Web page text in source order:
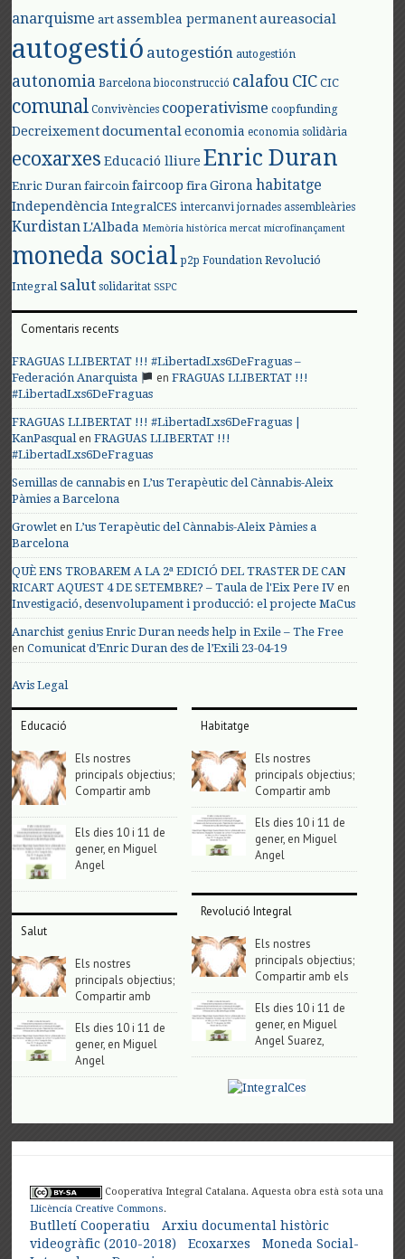
anarquisme art assemblea permanent aureasocial
autogestió autogestión autogestión
autonomia Barcelona bioconstrucció calafouCIC CIC
comunal Convivències cooperativisme coopfunding
Decreixement documental economia economia solidària
ecoxarxes Educació lliure Enric Duran
Enric Duran faircoin faircoop fira Girona habitatge
Independència IntegralCES intercanvi jornades assembleàries
KurdistanL'Albada Memòria històrica mercat microfinançament
moneda social p2p Foundation Revolució
Integral salut solidaritat SSPC
Comentaris recents
FRAGUAS LLIBERTAT !!! #LibertadLxs6DeFraguas –
Federación Anarquista
enFRAGUAS LLIBERTAT !!!
#LibertadLxs6DeFraguas
FRAGUAS LLIBERTAT !!! #LibertadLxs6DeFraguas |
KanPasqualenFRAGUAS LLIBERTAT !!!
#LibertadLxs6DeFraguas
Semillas de cannabis enL’us Terapèutic del Cànnabis-Aleix
Pàmies a Barcelona
Growlet enL’us Terapèutic del Cànnabis-Aleix Pàmies a
Barcelona
QUÈ ENS TROBAREM A LA 2ª EDICIÓ DEL TRASTER DE CAN
RICART AQUEST 4 DE SETEMBRE? – Taula de l'Eix Pere IV en
Investigació, desenvolupament i producció: el projecte MaCus
Anarchist genius Enric Duran needs help in Exile – The Free
enComunicat d’Enric Duran des de l’Exili 23-04-19
Avis Legal
Educació
Els nostres
principals objectius;
Compartir amb
Els dies 10 i 11 de
gener, en Miguel
Angel
Salut
Els nostres
principals objectius;
Compartir amb
Els dies 10 i 11 de
gener, en Miguel
Angel
Habitatge
Els nostres
principals objectius;
Compartir amb
Els dies 10 i 11 de
gener, en Miguel
Angel
Revolució Integral
Els nostres
principals objectius;
Compartir amb els
Els dies 10 i 11 de
gener, en Miguel
Angel Suarez,
Cooperativa Integral Catalana. Aquesta obra està sota una
Llicència Creative Commons.
Butlletí Cooperatiu
Arxiu documental històric
videogràfic (2010-2018)
Ecoxarxes
Moneda Social-